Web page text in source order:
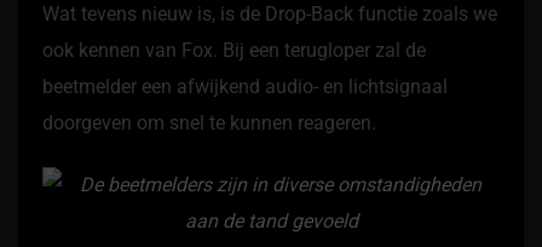
Wat tevens nieuw is, is de Drop-Back functie zoals we
ook kennen van Fox. Bij een terugloper zal de
beetmelder een afwijkend audio- en lichtsignaal
doorgeven om snel te kunnen reageren.